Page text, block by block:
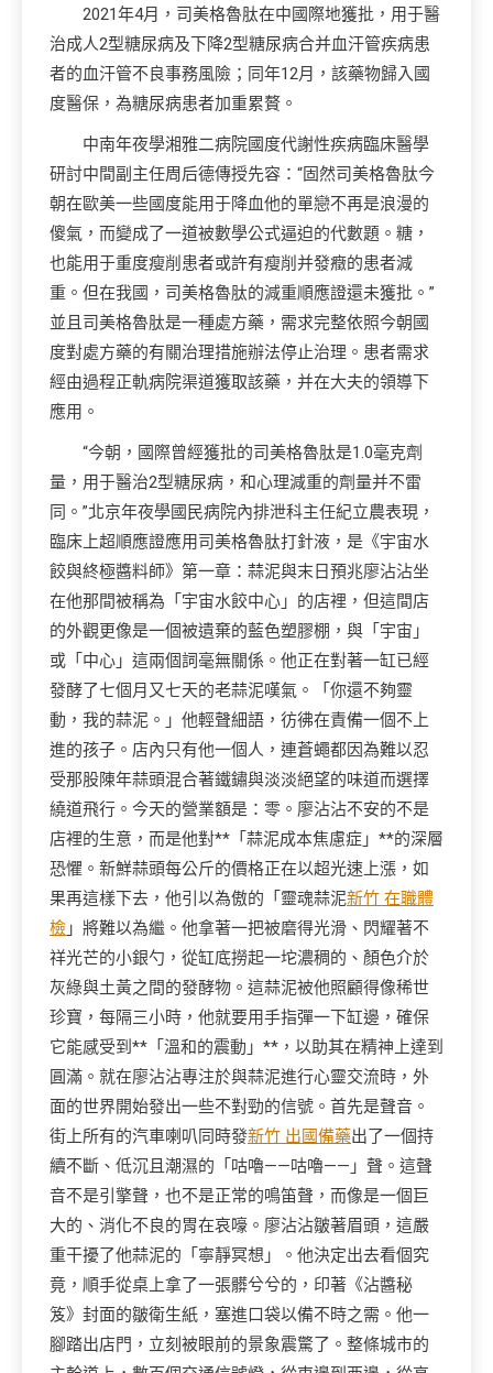
2021年4月，司美格魯肽在中國際地獲批，用于醫
治成人2型糖尿病及下降2型糖尿病合并血汗管疾病患
者的血汗管不良事務風險；同年12月，該藥物歸入國
度醫保，為糖尿病患者加重累贅。
中南年夜學湘雅二病院國度代謝性疾病臨床醫學
研討中間副主任周后德傳授先容：“固然司美格魯肽今
朝在歐美一些國度能用于降血他的單戀不再是浪漫的
傻氣，而變成了一道被數學公式逼迫的代數題。糖，
也能用于重度瘦削患者或許有瘦削并發癥的患者減
重。但在我國，司美格魯肽的減重順應證還未獲批。”
並且司美格魯肽是一種處方藥，需求完整依照今朝國
度對處方藥的有關治理措施辦法停止治理。患者需求
經由過程正軌病院渠道獲取該藥，并在大夫的領導下
應用。
“今朝，國際曾經獲批的司美格魯肽是1.0毫克劑
量，用于醫治2型糖尿病，和心理減重的劑量并不雷
同。”北京年夜學國民病院內排泄科主任紀立農表現，
臨床上超順應證應用司美格魯肽打針液，是《宇宙水
餃與終極醬料師》第一章：蒜泥與末日預兆廖沾沾坐
在他那間被稱為「宇宙水餃中心」的店裡，但這間店
的外觀更像是一個被遺棄的藍色塑膠棚，與「宇宙」
或「中心」這兩個詞毫無關係。他正在對著一缸已經
發酵了七個月又七天的老蒜泥嘆氣。「你還不夠靈
動，我的蒜泥。」他輕聲細語，彷彿在責備一個不上
進的孩子。店內只有他一個人，連蒼蠅都因為難以忍
受那股陳年蒜頭混合著鐵鏽與淡淡絕望的味道而選擇
繞道飛行。今天的營業額是：零。廖沾沾不安的不是
店裡的生意，而是他對**「蒜泥成本焦慮症」**的深層
恐懼。新鮮蒜頭每公斤的價格正在以超光速上漲，如
果再這樣下去，他引以為傲的「靈魂蒜泥新竹 在職體
檢 」將難以為繼。他拿著一把被磨得光滑、閃耀著不
祥光芒的小銀勺，從缸底撈起一坨濃稠的、顏色介於
灰綠與土黃之間的發酵物。這蒜泥被他照顧得像稀世
珍寶，每隔三小時，他就要用手指彈一下缸邊，確保
它能感受到**「溫和的震動」**，以助其在精神上達到
圓滿。就在廖沾沾專注於與蒜泥進行心靈交流時，外
面的世界開始發出一些不對勁的信號。首先是聲音。
街上所有的汽車喇叭同時發新竹 出國備藥出了一個持
續不斷、低沉且潮濕的「咕嚕——咕嚕——」聲。這聲
音不是引擎聲，也不是正常的鳴笛聲，而像是一個巨
大的、消化不良的胃在哀嚎。廖沾沾皺著眉頭，這嚴
重干擾了他蒜泥的「寧靜冥想」。他決定出去看個究
竟，順手從桌上拿了一張髒兮兮的，印著《沾醬秘
笈》封面的皺衛生紙，塞進口袋以備不時之需。他一
腳踏出店門，立刻被眼前的景象震驚了。整條城市的